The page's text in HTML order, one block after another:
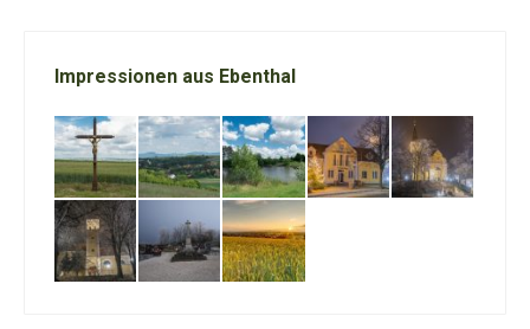
Impressionen aus Ebenthal